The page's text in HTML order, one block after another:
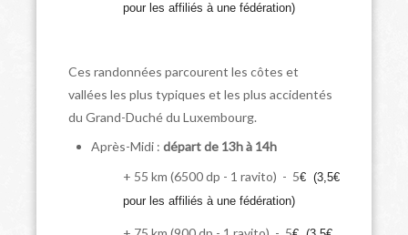
pour les affiliés à une fédération)
Ces randonnées parcourent les côtes et
vallées les plus typiques et les plus accidentés
du Grand-Duché du Luxembourg.
Après-Midi : départ de 13h à 14h
+ 55 km (6500 dp - 1 ravito) - 5€ (3,5€
pour les affiliés à une fédération)